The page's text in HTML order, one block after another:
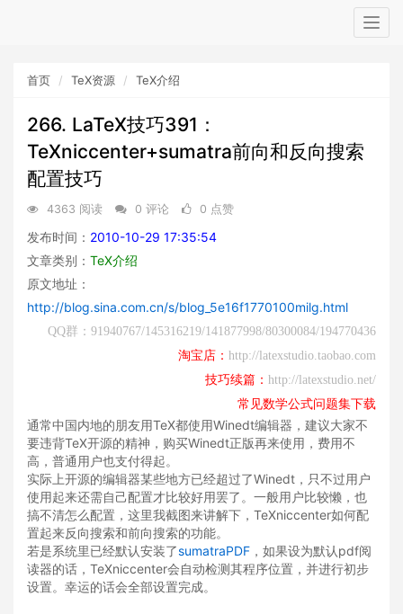
首页 TeX资源 TeX介绍
266. LaTeX技巧391：
TeXniccenter+sumatra前向和反向搜索
配置技巧
4363 阅读 0 评论 0 点赞
发布时间： 2010-10-29 17:35:54
文章类别： TeX介绍
原文地址：
http://blog.sina.com.cn/s/blog_5e16f1770100milg.html
QQ群：91940767/145316219/141877998/80300084/194770436
淘宝店： http://latexstudio.taobao.com
技巧续篇： http://latexstudio.net/
常见数学公式问题集下载
通常中国内地的朋友用TeX都使用Winedt编辑器，建议大家不
要违背TeX开源的精神，购买Winedt正版再来使用，费用不
高，普通用户也支付得起。
实际上开源的编辑器某些地方已经超过了Winedt，只不过用户
使用起来还需自己配置才比较好用罢了。一般用户比较懒，也
搞不清怎么配置，这里我截图来讲解下，TeXniccenter如何配
置起来反向搜索和前向搜索的功能。
若是系统里已经默认安装了sumatraPDF ，如果设为默认pdf阅
读器的话，TeXniccenter会自动检测其程序位置，并进行初步
设置。幸运的话会全部设置完成。